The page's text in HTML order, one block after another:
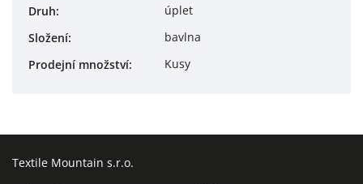
Druh:
úplet
Složení:
bavlna
Prodejní množství: Kusy
Textile Mountain s.r.o.